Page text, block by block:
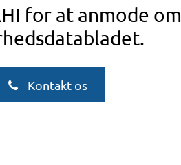
for at anmode om
Kontakt os